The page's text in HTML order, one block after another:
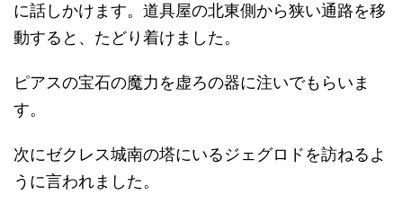
に話しかけます。道具屋の北東側から狭い通路を移
動すると、たどり着けました。
ピアスの宝石の魔力を虚ろの器に注いでもらいま
す。
次にゼクレス城南の塔にいるジェグロドを訪ねるよ
うに言われました。